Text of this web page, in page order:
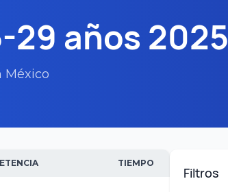
29 años 2025
México
TIEMPO
Filtros